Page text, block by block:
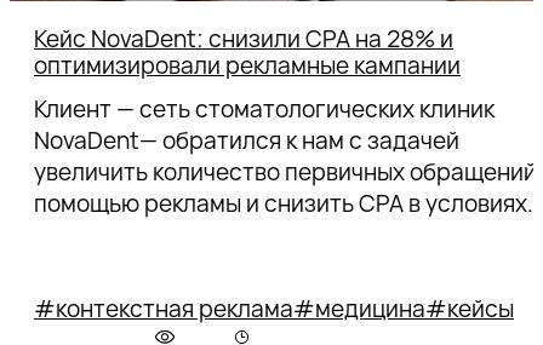
Кейс NovaDent: снизили CPA на 28% и
оптимизировали рекламные кампании
Клиент — сеть стоматологических клиник
NovaDent— обратился к нам с задачей
увеличить количество первичных обращений
помощью рекламы и снизить CPA в условиях
кампаний и грамотный подход к управлению
автотаргетингом помогли нам снизить CPA
#контекстная реклама#медицина#кейсы